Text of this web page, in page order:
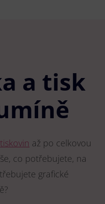
a tisk
tiskovin až po celkovou
co potřebujete, na
grafické